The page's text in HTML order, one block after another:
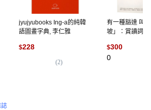
jyujyubooks Ing-a的純韓
語圖畫字典, 李仁雅
$228
(2)
有一種豁達 叫
坡」：賞讀詞人
版, 蘇泯芬 著
$300
0